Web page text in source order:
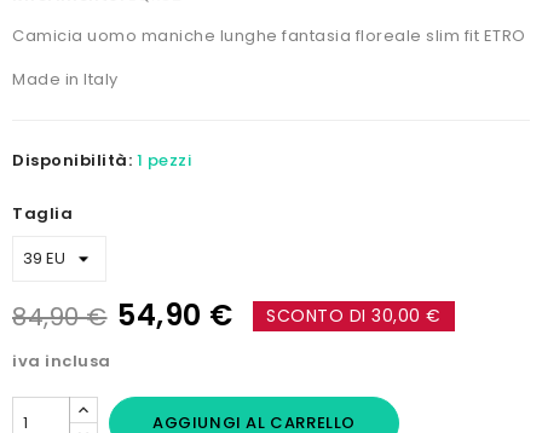
Camicia uomo maniche lunghe fantasia floreale slim fit ETRO
Made in Italy
Disponibilità: 1 pezzi
Taglia
84,90 € 54,90 € SCONTO DI 30,00 €
iva inclusa
AGGIUNGI AL CARRELLO